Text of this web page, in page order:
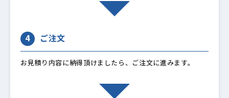
4 ご注文
お見積り内容に納得頂けましたら、ご注文に進みます。